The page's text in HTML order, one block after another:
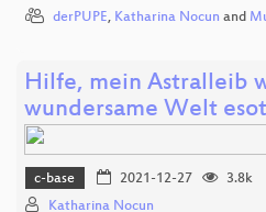
derPUPE, Katharina Nocun and
Hilfe, mein Astralleib
wundersame Welt
c-base 2021-12-27
3.8k
Katharina Nocun